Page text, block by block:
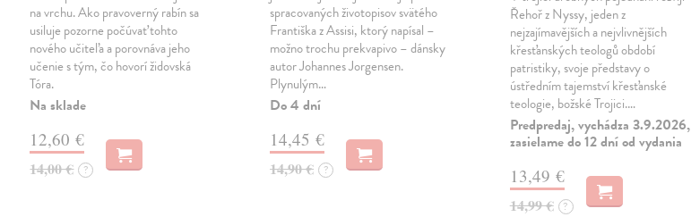
na vrchu. Ako pravoverný rabín sa
usiluje pozorne počúvať tohto
nového učiteľa a porovnáva jeho
učenie s tým, čo hovorí židovská
Tóra.
Na sklade
12,60 €
14,00 € ?
spracovaných životopisov svätého
Františka z Assisi, ktorý napísal –
možno trochu prekvapivo – dánsky
autor Johannes Jorgensen.
Plynulým…
Do 4 dní
14,45 €
14,90 € ?
Řehoř z Nyssy, jeden z
nejzajímavějších a nejvlivnějších
křesťanských teologů období
patristiky, svoje představy o
ústředním tajemství křesťanské
teologie, božské Trojici.…
Predpredaj, vychádza 3.9.2026,
zasielame do 12 dní od vydania
13,49 €
14,99 € ?